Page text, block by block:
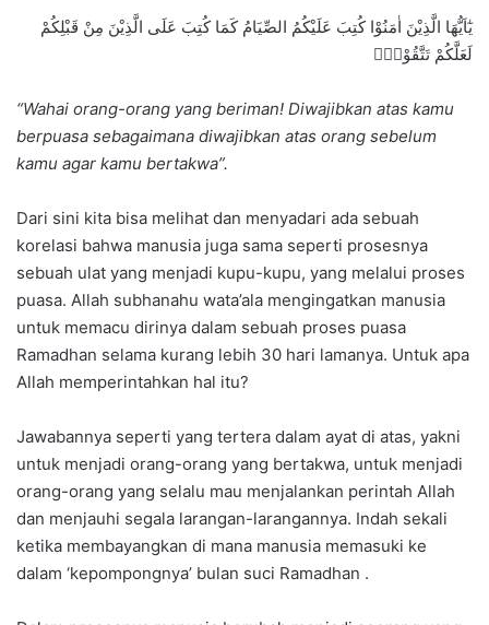
يٰٓاَيُّهَا الَّذِيْنَ اٰمَنُوْا كُتِبَ عَلَيْكُمُ الصِّيَامُ كَمَا كُتِبَ عَلَى الَّذِيْنَ مِنْ قَبْلِكُمْ
لَعَلَّكُمْ تَتَّقُوْنَۙ
“Wahai orang-orang yang beriman! Diwajibkan atas kamu
berpuasa sebagaimana diwajibkan atas orang sebelum
kamu agar kamu bertakwa”.
Dari sini kita bisa melihat dan menyadari ada sebuah
korelasi bahwa manusia juga sama seperti prosesnya
sebuah ulat yang menjadi kupu-kupu, yang melalui proses
puasa. Allah subhanahu wata’ala mengingatkan manusia
untuk memacu dirinya dalam sebuah proses puasa
Ramadhan selama kurang lebih 30 hari lamanya. Untuk apa
Allah memperintahkan hal itu?
Jawabannya seperti yang tertera dalam ayat di atas, yakni
untuk menjadi orang-orang yang bertakwa, untuk menjadi
orang-orang yang selalu mau menjalankan perintah Allah
dan menjauhi segala larangan-larangannya. Indah sekali
ketika membayangkan di mana manusia memasuki ke
dalam ‘kepompongnya’ bulan suci Ramadhan .